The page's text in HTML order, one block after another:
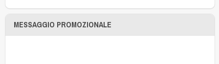
MESSAGGIO PROMOZIONALE